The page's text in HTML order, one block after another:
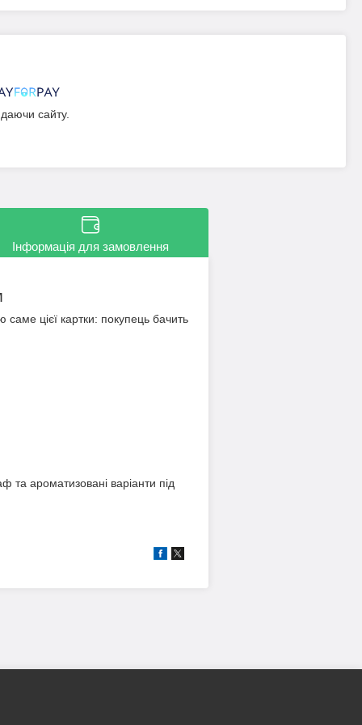
сайту.
Інформація для замовлення
цієї картки: покупець бачить
та ароматизовані варіанти під